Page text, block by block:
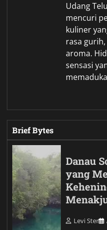
Udang
mencuri
kuliner
rasa
aroma.
sensasi
Brief Bytes
Danau
yang
Levi Ster